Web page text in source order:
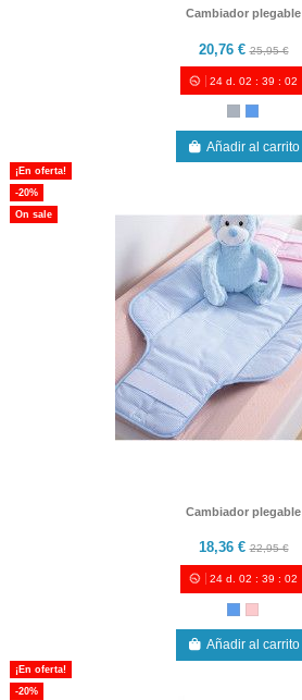
Cambiador plegable
20,76 €25,95 €
24 d. 02 :39 :00
Añadir al carrito
¡En oferta!
-20%
On sale
Cambiador plegable
18,36 €22,95 €
24 d. 02 :39 :00
Añadir al carrito
¡En oferta!
-20%